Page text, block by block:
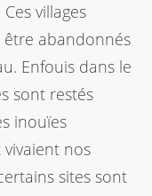
villages
abandonnés
Enfouis dans le
sont restés
inouïes
nos
sites sont